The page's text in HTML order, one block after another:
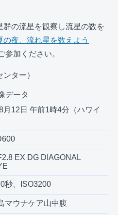
の流星を観察し流星の数を
の夜、流れ星を数えよう
参加ください。
ター）
月12日 午前1時4分（ハワイ
EX DG DIAGONAL
秒、ISO3200
マウナケア山中腹
データ